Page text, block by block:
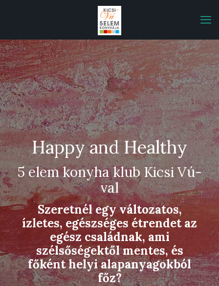
Happy and Healthy
5 elem konyha klub Kicsi Vú-
val
Szeretnél egy változatos,
ízletes, egészséges étrendet az
egész családnak, ami
szélsőségektől mentes, és
főként helyi alapanyagokból
főz?